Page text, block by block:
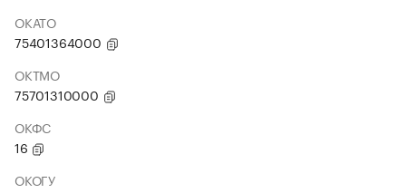
ОКАТО
75401364000
ОКТМО
75701310000
ОКФС
16
ОКОГУ